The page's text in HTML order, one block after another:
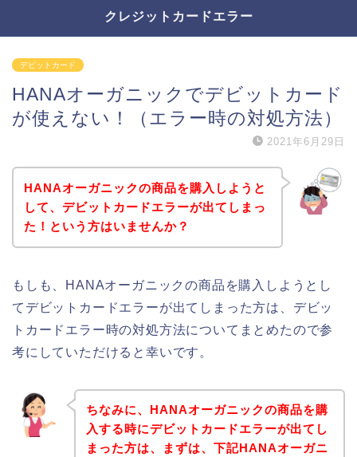
クレジットカードエラー
デビットカード
HANAオーガニックでデビットカード
が使えない！（エラー時の対処方法）
2021年6月29日
HANAオーガニックの商品を購入しようと
して、デビットカードエラーが出てしまっ
た！という方はいませんか？
もしも、HANAオーガニックの商品を購入しようとし
てデビットカードエラーが出てしまった方は、デビッ
トカードエラー時の対処方法についてまとめたので参
考にしていただけると幸いです。
ちなみに、HANAオーガニックの商品を購
入する時にデビットカードエラーが出てし
まった方は、まずは、下記HANAオーガニ